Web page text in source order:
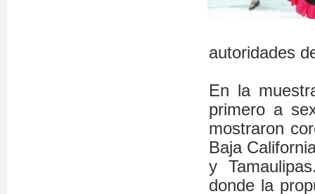
autoridades
En la
primero a
mostraron
Baja
y
donde la